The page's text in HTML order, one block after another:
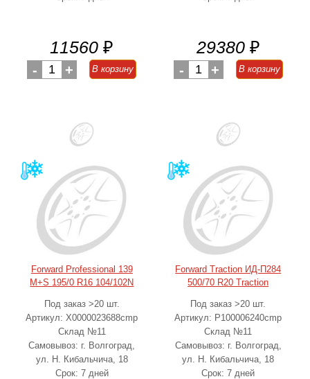
11560 ₽
- 1 + В корзину
29380 ₽
- 1 + В корзину
Forward Professional 139
M+S 195/0 R16 104/102N
Под заказ >20 шт.
Артикул: Х0000023688cmp
Склад №11
Самовывоз: г. Волгоград,
ул. Н. Кибальчича, 18
Срок: 7 дней
Forward Traction ИД-П284
500/70 R20 Traction
Под заказ >20 шт.
Артикул: Р100006240cmp
Склад №11
Самовывоз: г. Волгоград,
ул. Н. Кибальчича, 18
Срок: 7 дней